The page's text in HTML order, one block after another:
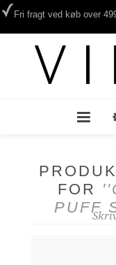
Fri fragt ved køb over
FOR
PUFF